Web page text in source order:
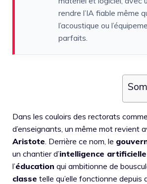
rendre l’IA fiable même
l’acoustique ou
parfaits.
Dans les couloirs des rectorats
d’enseignants, un même mot revient
Aristote. Derrière ce nom, le
un chantier d’intelligence artificielle
l’éducation qui ambitionne de
classe telle qu’elle fonctionne depuis